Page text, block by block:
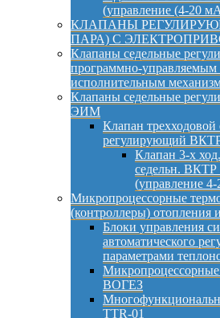
(управление (4-20
КЛАПАНЫ
ПАРА) С
Клапаны седельные
программно-управляемым
исполнительным
Клапаны седельные
ЭИМ
Клапан трехходовой
регулирующий
Клапан 3-х
седельн.
(управление
Микропроцессорные
(контроллеры) отопления
Блоки управления
автоматического
параметрами
Микропроцессорные
ВОГЕЗ
TTR-01